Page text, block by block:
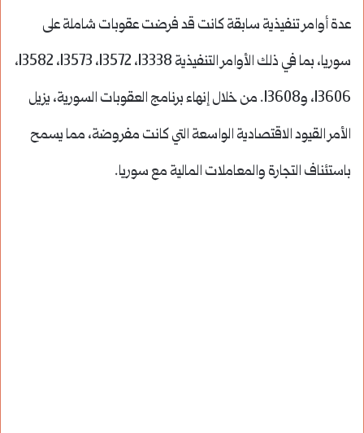
عدة أوامر تنفيذية سابقة كانت قد فرضت عقوبات شاملة على
سوريا، بما في ذلك الأوامر التنفيذية 13338، 13572، 13573، 13582،
13606، و13608. من خلال إنهاء برنامج العقوبات السورية، يزيل
الأمر القيود الاقتصادية الواسعة التي كانت مفروضة، مما يسمح
باستئناف التجارة والمعاملات المالية مع سوريا.